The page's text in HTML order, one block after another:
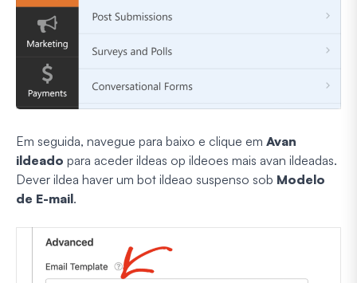
Em seguida, navegue para baixo e clique em Avan
ildeado para aceder ildeas op ildeoes mais avan ildeadas.
Dever ildea haver um bot ildeao suspenso sob Modelo
de E-mail.